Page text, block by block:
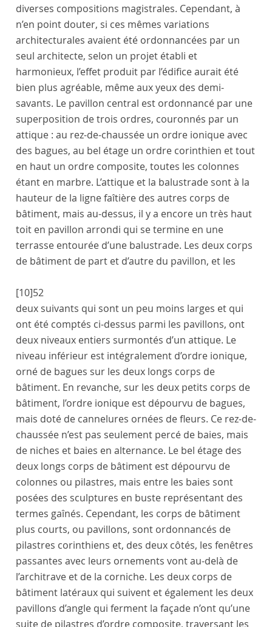
diverses compositions magistrales. Cependant, à
n’en point douter, si ces mêmes variations
architecturales avaient été ordonnancées par un
seul architecte, selon un projet établi et
harmonieux, l’effet produit par l’édifice aurait été
bien plus agréable, même aux yeux des demi-
savants. Le pavillon central est ordonnancé par une
superposition de trois ordres, couronnés par un
attique : au rez-de-chaussée un ordre ionique avec
des bagues, au bel étage un ordre corinthien et tout
en haut un ordre composite, toutes les colonnes
étant en marbre. L’attique et la balustrade sont à la
hauteur de la ligne faîtière des autres corps de
bâtiment, mais au-dessus, il y a encore un très haut
toit en pavillon arrondi qui se termine en une
terrasse entourée d’une balustrade. Les deux corps
de bâtiment de part et d’autre du pavillon, et les
[10]52
deux suivants qui sont un peu moins larges et qui
ont été comptés ci-dessus parmi les pavillons, ont
deux niveaux entiers surmontés d’un attique. Le
niveau inférieur est intégralement d’ordre ionique,
orné de bagues sur les deux longs corps de
bâtiment. En revanche, sur les deux petits corps de
bâtiment, l’ordre ionique est dépourvu de bagues,
mais doté de cannelures ornées de fleurs. Ce rez-de-
chaussée n’est pas seulement percé de baies, mais
de niches et baies en alternance. Le bel étage des
deux longs corps de bâtiment est dépourvu de
colonnes ou pilastres, mais entre les baies sont
posées des sculptures en buste représentant des
termes gaînés. Cependant, les corps de bâtiment
plus courts, ou pavillons, sont ordonnancés de
pilastres corinthiens et, des deux côtés, les fenêtres
passantes avec leurs ornements vont au-delà de
l’architrave et de la corniche. Les deux corps de
bâtiment latéraux qui suivent et également les deux
pavillons d’angle qui ferment la façade n’ont qu’une
suite de pilastres d’ordre composite, traversant les